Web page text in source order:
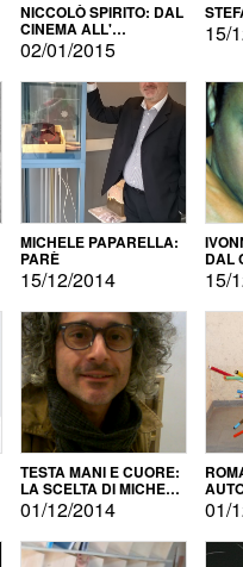
NICCOLÒ SPIRITO: DAL
CINEMA ALL'
AUTOPRODUZIONE
02/01/2015
15/
MICHELE PAPARELLA:
PARÈ
15/12/2014
DAL
15/
TESTA MANI E CUORE:
LA SCELTA DI MICHELE
BARBERIO
01/12/2014 01/